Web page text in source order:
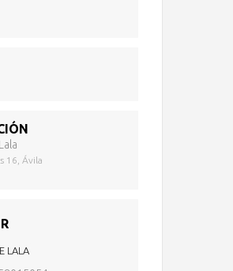
16, Ávila
LALA